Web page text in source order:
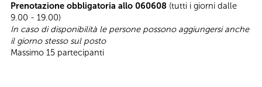
Prenotazione obbligatoria allo 060608 (tutti i giorni dalle
9.00 - 19.00)
In caso di disponibilità le persone possono aggiungersi anche
il giorno stesso sul posto
Massimo 15 partecipanti